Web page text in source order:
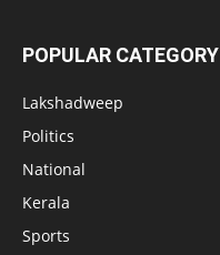
POPULAR CATEGORY
Lakshadweep
Politics
National
Kerala
Sports